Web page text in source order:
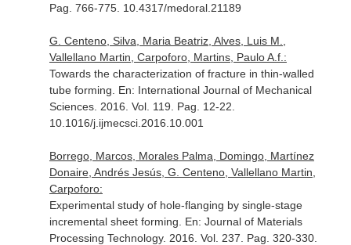
Pag. 766-775. 10.4317/medoral.21189
G. Centeno, Silva, Maria Beatriz, Alves, Luis M.,
Vallellano Martin, Carpoforo, Martins, Paulo A.f.:
Towards the characterization of fracture in thin-walled
tube forming. En: International Journal of Mechanical
Sciences. 2016. Vol. 119. Pag. 12-22.
10.1016/j.ijmecsci.2016.10.001
Borrego, Marcos, Morales Palma, Domingo, Martínez
Donaire, Andrés Jesús, G. Centeno, Vallellano Martin,
Carpoforo:
Experimental study of hole-flanging by single-stage
incremental sheet forming. En: Journal of Materials
Processing Technology. 2016. Vol. 237. Pag. 320-330.